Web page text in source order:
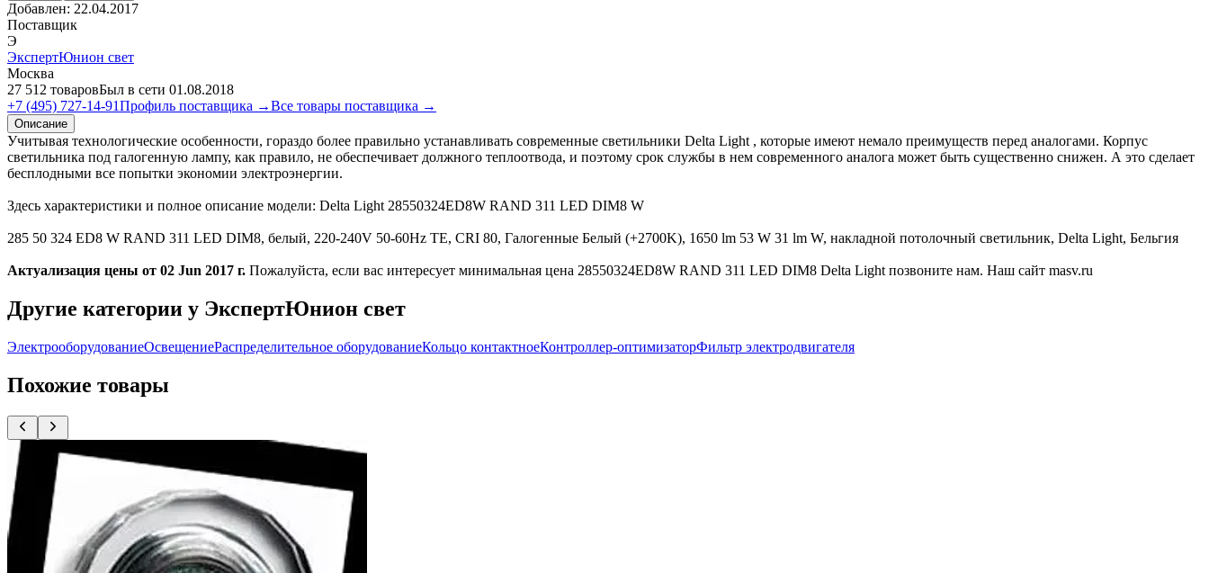
Добавлен: 22.04.2017
Поставщик
Э
ЭкспертЮнион свет
Москва
27 512 товаровБыл в сети 01.08.2018
+7 (495) 727-14-91Профиль поставщика →Все товары поставщика →
Описание
Учитывая технологические особенности, гораздо более правильно устанавливать современные светильники Delta Light , которые имеют немало преимуществ перед аналогами. Корпус
светильника под галогенную лампу, как правило, не обеспечивает должного теплоотвода, и поэтому срок службы в нем современного аналога может быть существенно снижен. А это сделает
бесплодными все попытки экономии электроэнергии.
Здесь характеристики и полное описание модели: Delta Light 28550324ED8W RAND 311 LED DIM8 W
285 50 324 ED8 W RAND 311 LED DIM8, белый, 220-240V 50-60Hz TE, CRI 80, Галогенные Белый (+2700K), 1650 lm 53 W 31 lm W, накладной потолочный светильник, Delta Light, Бельгия
Актуализация цены от 02 Jun 2017 г. Пожалуйста, если вас интересует минимальная цена 28550324ED8W RAND 311 LED DIM8 Delta Light позвоните нам. Наш сайт masv.ru
Другие категории у ЭкспертЮнион свет
ЭлектрооборудованиеОсвещениеРаспределительное оборудованиеКольцо контактноеКонтроллер-оптимизаторФильтр электродвигателя
Похожие товары